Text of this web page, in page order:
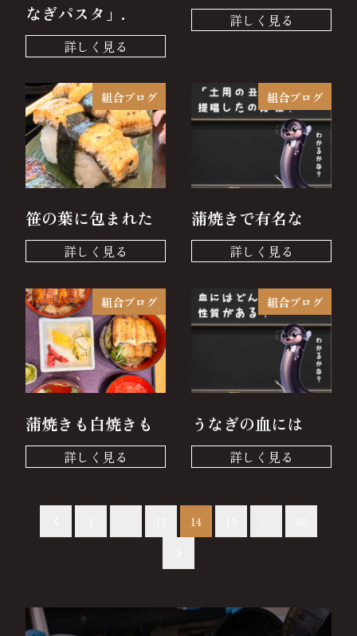
なぎパスタ」.
組合ブログ
笹の葉に包まれた
組合ブログ
蒲焼きで有名な
組合ブログ
蒲焼きも白焼きも
組合ブログ
うなぎの血には
ビ
14